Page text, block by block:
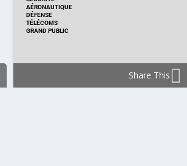
AÉRONAUTIQUE
DÉFENSE
TÉLÉCOMS
GRAND PUBLIC
Share This